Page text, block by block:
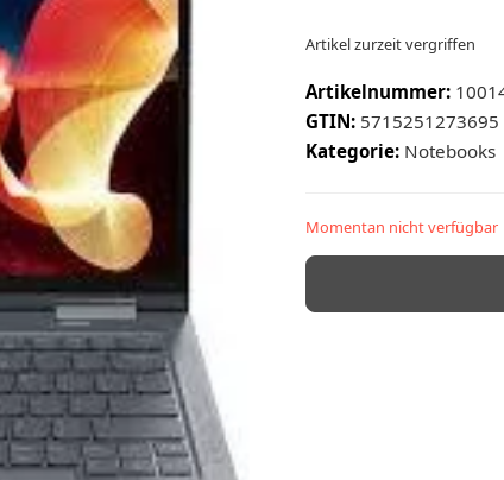
Artikel zurzeit vergriffen
Artikelnummer:
GTIN: 5715251273695
Kategorie: Notebooks
Momentan nicht verfügbar